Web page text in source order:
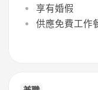
享有婚假
供應免費工作